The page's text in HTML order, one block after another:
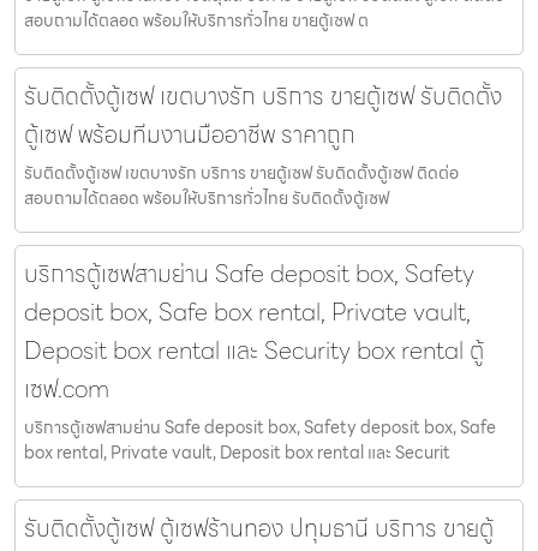
สอบถามได้ตลอด พร้อมให้บริการทั่วไทย ขายตู้เซฟ ต
รับติดตั้งตู้เซฟ เขตบางรัก บริการ ขายตู้เซฟ รับติดตั้ง
ตู้เซฟ พร้อมทีมงานมืออาชีพ ราคาถูก
รับติดตั้งตู้เซฟ เขตบางรัก บริการ ขายตู้เซฟ รับติดตั้งตู้เซฟ ติดต่อ
สอบถามได้ตลอด พร้อมให้บริการทั่วไทย รับติดตั้งตู้เซฟ
บริการตู้เซฟสามย่าน Safe deposit box, Safety
deposit box, Safe box rental, Private vault,
Deposit box rental และ Security box rental ตู้
เซฟ.com
บริการตู้เซฟสามย่าน Safe deposit box, Safety deposit box, Safe
box rental, Private vault, Deposit box rental และ Securit
รับติดตั้งตู้เซฟ ตู้เซฟร้านทอง ปทุมธานี บริการ ขายตู้